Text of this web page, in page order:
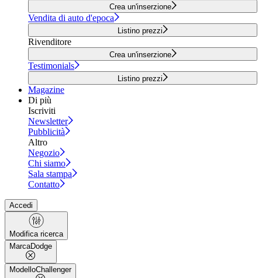
Crea un'inserzione
Vendita di auto d'epoca
Listino prezzi
Rivenditore
Crea un'inserzione
Testimonials
Listino prezzi
Magazine
Di più
Iscriviti
Newsletter
Pubblicità
Altro
Negozio
Chi siamo
Sala stampa
Contatto
Accedi
Modifica ricerca
MarcaDodge
ModelloChallenger